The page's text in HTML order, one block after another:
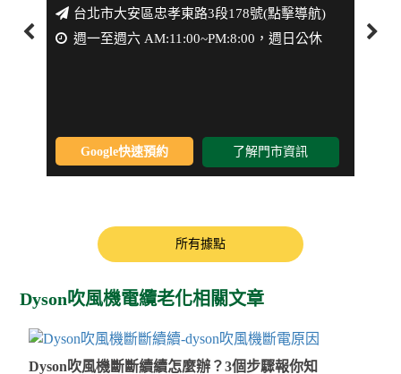
台北市大安區忠孝東路3段178號(點擊導航)
週一至週六 AM:11:00~PM:8:00，週日公休
Google快速預約 了解門市資訊
所有據點
Dyson吹風機電纜老化相關文章
Dyson吹風機斷斷續續怎麼辦？3個步驟報你知